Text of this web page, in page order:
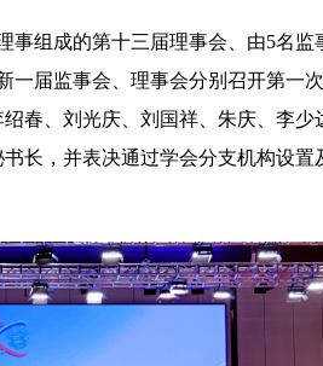
组成的第十三届理事会、由5名
届监事会、理事会分别召开第一
春、刘光庆、刘国祥、朱庆、李少
长，并表决通过学会分支机构设置